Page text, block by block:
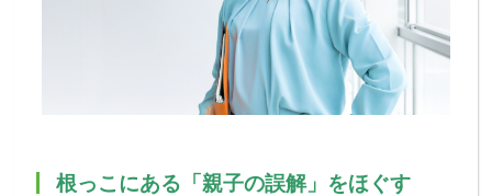
根っこにある「親子の誤解」をほぐす